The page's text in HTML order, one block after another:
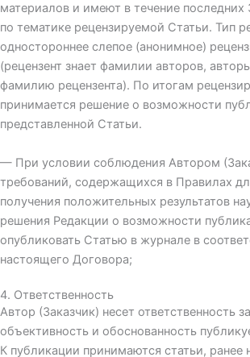
материалов и имеют в течение последних
по тематике рецензируемой Статьи. Тип
одностороннее слепое (анонимное)
(рецензент знает фамилии авторов,
фамилию рецензента). По итогам
принимается решение о возможности
представленной Статьи.
— При условии соблюдения Автором
требований, содержащихся в Правилах
получения положительных результатов
решения Редакции о возможности
опубликовать Статью в журнале в
настоящего Договора;
4. Ответственность
Автор (Заказчик) несет ответственность
объективность и обоснованность
К публикации принимаются статьи, ранее